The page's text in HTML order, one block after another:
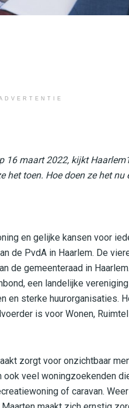
16 maart 2022, kijkt
het toen. Hoe doen ze het
en gelijke kansen voor
de PvdA in Haarlem. De
de gemeenteraad in
een landelijke
en sterke huurorganisaties.
is voor Wonen,
zorgt voor onzichtbaar
veel woningzoekenden
of caravan.